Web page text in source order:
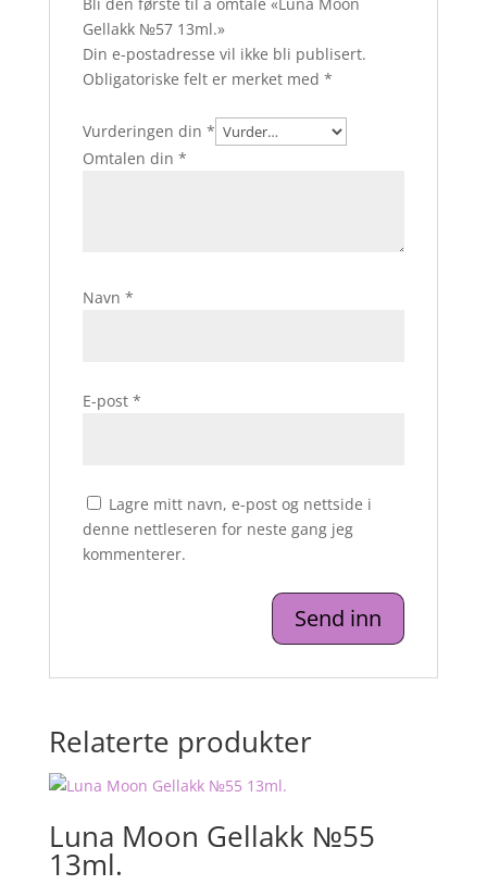
Gellakk №57 13ml.»
Din e-postadresse vil ikke bli publisert.
Obligatoriske felt er merket med *
Vurderingen din *
Omtalen din *
Navn *
E-post *
Lagre mitt navn, e-post og nettside i
denne nettleseren for neste gang jeg
kommenterer.
Relaterte produkter
Luna Moon Gellakk №55
13ml.